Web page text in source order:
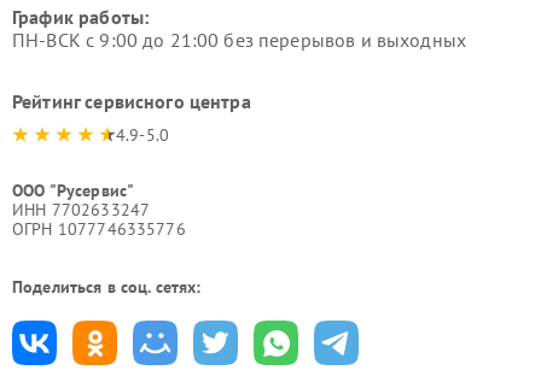
График работы:
ПН-ВСК с 9:00 до 21:00 без перерывов и выходных
Рейтинг сервисного центра
4.9-5.0
ООО "Русервис"
ИНН 7702633247
ОГРН 1077746335776
Поделиться в соц. сетях: